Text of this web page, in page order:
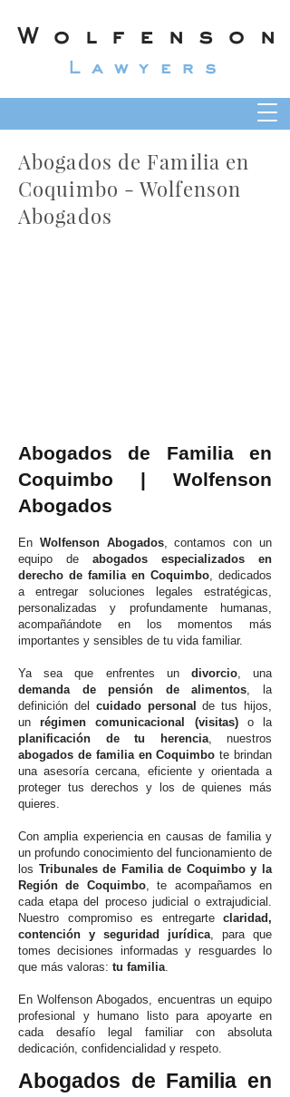
Wolfenson
Lawyers
Abogados de Familia en
Coquimbo - Wolfenson
Abogados
Abogados de Familia en
Coquimbo | Wolfenson
Abogados
En Wolfenson Abogados, contamos con un
equipo de abogados especializados en
derecho de familia en Coquimbo, dedicados
a entregar soluciones legales estratégicas,
personalizadas y profundamente humanas,
acompañándote en los momentos más
importantes y sensibles de tu vida familiar.
Ya sea que enfrentes un divorcio, una
demanda de pensión de alimentos, la
definición del cuidado personal de tus hijos,
unrégimen comunicacional (visitas)o la
planificación de tu herencia, nuestros
abogados de familia en Coquimbo te brindan
una asesoría cercana, eficiente y orientada a
proteger tus derechos y los de quienes más
quieres.
Con amplia experiencia en causas de familia y
un profundo conocimiento del funcionamiento de
los Tribunales de Familia de Coquimbo y la
Región de Coquimbo, te acompañamos en
cada etapa del proceso judicial o extrajudicial.
Nuestro compromiso es entregarte claridad,
contención y seguridad jurídica, para que
tomes decisiones informadas y resguardes lo
que más valoras: tu familia.
En Wolfenson Abogados, encuentras un equipo
profesional y humano listo para apoyarte en
cada desafío legal familiar con absoluta
dedicación, confidencialidad y respeto.
Abogados de Familia en